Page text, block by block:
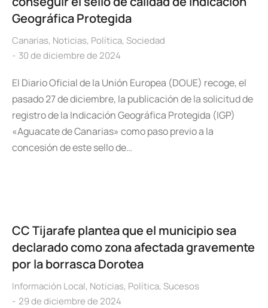
Geográfica Protegida
Canarias, Noticias, Política, Sociedad
30 de diciembre de 2024
El Diario Oficial de la Unión Europea (DOUE) recoge, el
pasado 27 de diciembre, la publicación de la solicitud de
registro de la Indicación Geográfica Protegida (IGP)
«Aguacate de Canarias» como paso previo a la
concesión de este sello de…
CC Tijarafe plantea que el municipio sea
declarado como zona afectada gravemente
por la borrasca Dorotea
Información Local, Noticias, Política, Sucesos
29 de diciembre de 2024